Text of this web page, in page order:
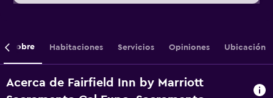
Sobre Habitaciones Servicios Opiniones Ubicación
Acerca de Fairfield Inn by Marriott